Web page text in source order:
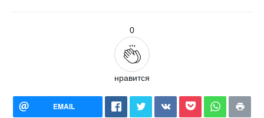
0
нравится
EMAIL